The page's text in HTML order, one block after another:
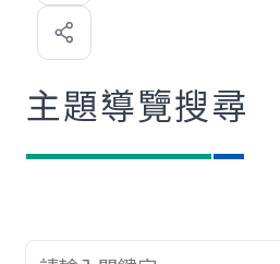
喜
歡
主題導覽搜尋
查詢關鍵字